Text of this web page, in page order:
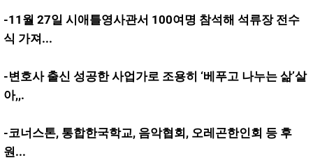
-11월 27일 시애틀영사관서 100여명 참석해 석류장 전수
식 가져...
-변호사 출신 성공한 사업가로 조용히 ‘베푸고 나누는 삶’살
아,,.
-코너스톤, 통합한국학교, 음악협회, 오레곤한인회 등 후
원...